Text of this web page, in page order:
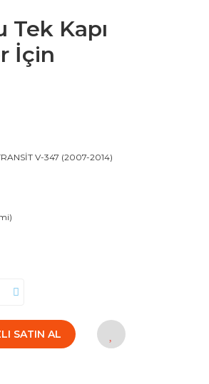
Kapı
İçin
V-347 (2007-2014)
SATIN AL